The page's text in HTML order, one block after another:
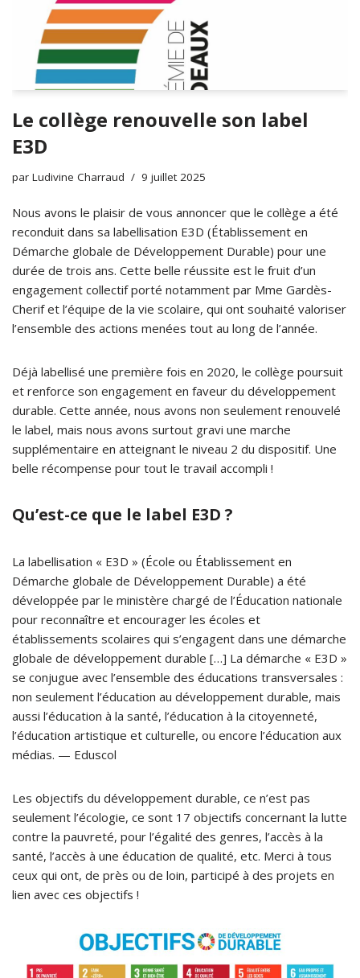
Le collège renouvelle son label
E3D
par Ludivine Charraud 9 juillet 2025
Nous avons le plaisir de vous annoncer que le collège a été
reconduit dans sa labellisation E3D (Établissement en
Démarche globale de Développement Durable) pour une
durée de trois ans. Cette belle réussite est le fruit d’un
engagement collectif porté notamment par Mme Gardès-
Cherif et l’équipe de la vie scolaire, qui ont souhaité valoriser
l’ensemble des actions menées tout au long de l’année.
Déjà labellisé une première fois en 2020, le collège poursuit
et renforce son engagement en faveur du développement
durable. Cette année, nous avons non seulement renouvelé
le label, mais nous avons surtout gravi une marche
supplémentaire en atteignant le niveau 2 du dispositif. Une
belle récompense pour tout le travail accompli !
Qu’est-ce que le label E3D ?
La labellisation « E3D » (École ou Établissement en
Démarche globale de Développement Durable) a été
développée par le ministère chargé de l’Éducation nationale
pour reconnaître et encourager les écoles et
établissements scolaires qui s’engagent dans une démarche
globale de développement durable […] La démarche « E3D »
se conjugue avec l’ensemble des éducations transversales :
non seulement l’éducation au développement durable, mais
aussi l’éducation à la santé, l’éducation à la citoyenneté,
l’éducation artistique et culturelle, ou encore l’éducation aux
médias. — Eduscol
Les objectifs du développement durable, ce n’est pas
seulement l’écologie, ce sont 17 objectifs concernant la lutte
contre la pauvreté, pour l’égalité des genres, l’accès à la
santé, l’accès à une éducation de qualité, etc. Merci à tous
ceux qui ont, de près ou de loin, participé à des projets en
lien avec ces objectifs !